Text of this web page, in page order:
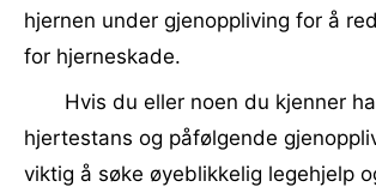
hjernen under gjenoppliving for å
for hjerneskade.
Hvis du eller noen du kjenner
hjertestans og påfølgende
viktig å søke øyeblikkelig legehjelp